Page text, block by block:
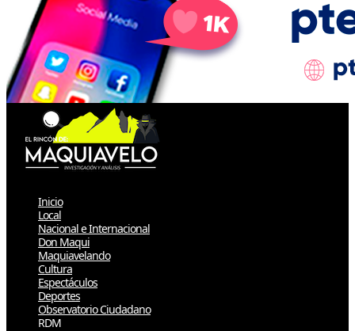
Inicio
Local
Nacional e Internacional
Don Maqui
Maquiavelando
Cultura
Espectáculos
Deportes
Observatorio Ciudadano
RDM